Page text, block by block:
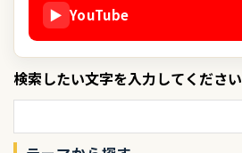
▶ YouTube
検索したい文字を入力してください